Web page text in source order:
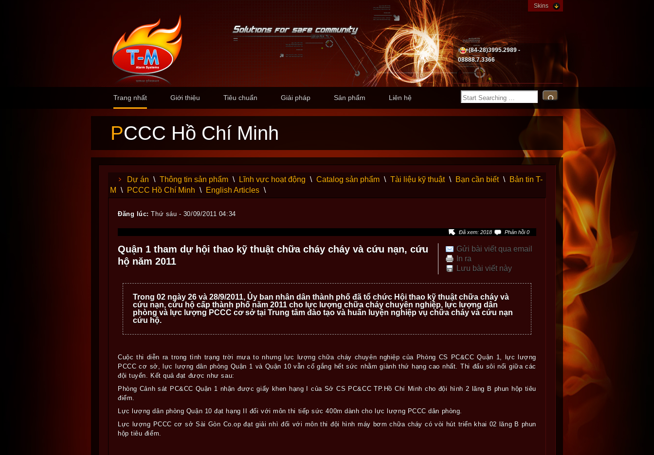
Skins
+(84-28)3995.2989 -
08888.7.3366
Trang nhất Giới thiệu Tiêu chuẩn Giải pháp Sản phẩm Liên hệ
PCCC Hồ Chí Minh
Dự án \ Thông tin sản phẩm \ Lĩnh vực hoạt động \ Catalog sản phẩm \ Tài liệu kỹ thuật \ Bạn cần biết \
Bản tin T-
M
\ PCCC Hồ Chí Minh \ English Articles \
Đăng lúc: Thứ sáu - 30/09/2011 04:34
Đã xem: 2018 Phản hồi 0
Gửi bài viết qua email
In ra
Lưu bài viết này
Quận 1 tham dự hội thao kỹ thuật chữa cháy cháy và cứu nạn, cứu
hộ năm 2011
Trong 02 ngày 26 và 28/9/2011, Ủy ban nhân dân thành phố đã tổ chức Hội thao kỹ thuật chữa cháy và
cứu nạn, cứu hộ cấp thành phố năm 2011 cho lực lượng chữa cháy chuyên nghiệp, lực lượng dân
phòng và lực lượng PCCC cơ sở tại Trung tâm đào tạo và huấn luyện nghiệp vụ chữa cháy và cứu nạn
cứu hộ.
Cuộc thi diễn ra trong tình trạng trời mưa to nhưng lực lượng chữa cháy chuyên nghiệp của Phòng CS PC&CC Quận 1, lực lượng
PCCC cơ sở, lực lượng dân phòng Quận 1 và Quận 10 vẫn cố gắng hết sức nhằm giành thứ hạng cao nhất. Thi đấu sôi nổi giữa các
đội tuyển. Kết quả đạt được như sau:
Phòng Cảnh sát PC&CC Quận 1 nhận được giấy khen hạng I của Sở CS PC&CC TP.Hồ Chí Minh cho đội hình 2 lăng B phun hộp tiêu
điểm.
Lực lượng dân phòng Quận 10 đạt hạng II đối với môn thi tiếp sức 400m dành cho lực lượng PCCC dân phòng.
Lực lượng PCCC cơ sở Sài Gòn Co.op đạt giải nhì đối với môn thi đội hình máy bơm chữa cháy có vòi hút triển khai 02 lăng B phun
hộp tiêu điểm.